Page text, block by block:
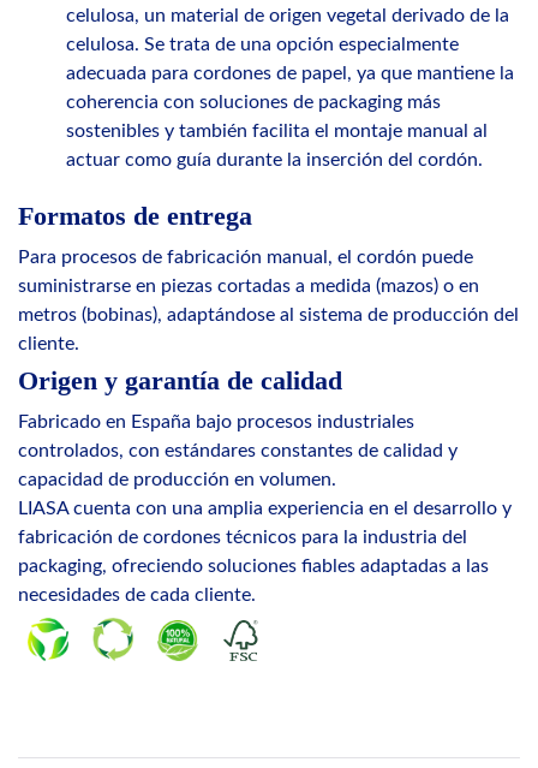
celulosa, un material de origen vegetal derivado de la
celulosa. Se trata de una opción especialmente
adecuada para cordones de papel, ya que mantiene la
coherencia con soluciones de packaging más
sostenibles y también facilita el montaje manual al
actuar como guía durante la inserción del cordón.
Formatos de entrega
Para procesos de fabricación manual, el cordón puede
suministrarse en piezas cortadas a medida (mazos) o en
metros (bobinas), adaptándose al sistema de producción del
cliente.
Origen y garantía de calidad
Fabricado en España bajo procesos industriales
controlados, con estándares constantes de calidad y
capacidad de producción en volumen.
LIASA cuenta con una amplia experiencia en el desarrollo y
fabricación de cordones técnicos para la industria del
packaging, ofreciendo soluciones fiables adaptadas a las
necesidades de cada cliente.